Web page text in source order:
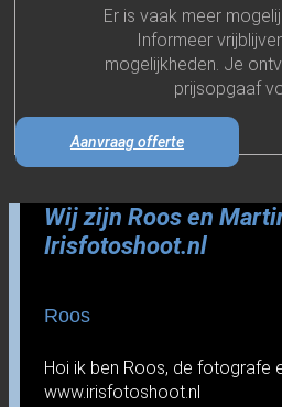
Er is vaak meer
Informeer
mogelijkheden. Je
prijsopgaaf
Aanvraag offerte
Wij zijn Roos en
Irisfotoshoot.nl
Roos
Hoi ik ben Roos, de fotografe
www.irisfotoshoot.nl